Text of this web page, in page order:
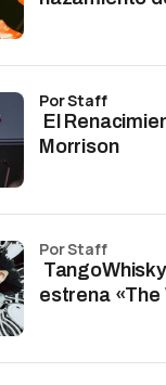
El
Morrison
por Staff
estrena «The
por Staff